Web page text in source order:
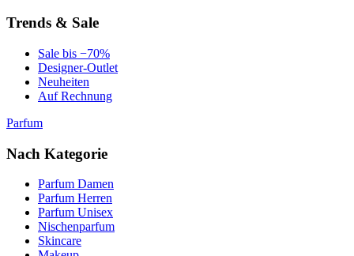
Trends & Sale
Sale bis −70%
Designer-Outlet
Neuheiten
Auf Rechnung
Parfum
Nach Kategorie
Parfum Damen
Parfum Herren
Parfum Unisex
Nischenparfum
Skincare